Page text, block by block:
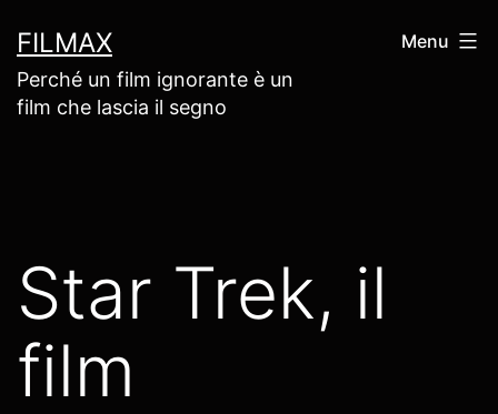
contenuto
FILMAX
Perché un film ignorante è un
film che lascia il segno
Menu
Star Trek, il
film